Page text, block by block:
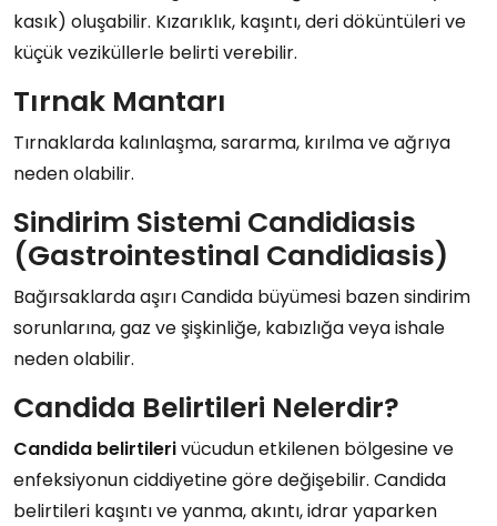
kasık) oluşabilir. Kızarıklık, kaşıntı, deri döküntüleri ve
küçük veziküllerle belirti verebilir.
Tırnak Mantarı
Tırnaklarda kalınlaşma, sararma, kırılma ve ağrıya
neden olabilir.
Sindirim Sistemi Candidiasis
(Gastrointestinal Candidiasis)
Bağırsaklarda aşırı Candida büyümesi bazen sindirim
sorunlarına, gaz ve şişkinliğe, kabızlığa veya ishale
neden olabilir.
Candida Belirtileri Nelerdir?
Candida belirtilerivücudun etkilenen bölgesine ve
enfeksiyonun ciddiyetine göre değişebilir. Candida
belirtileri kaşıntı ve yanma, akıntı, idrar yaparken